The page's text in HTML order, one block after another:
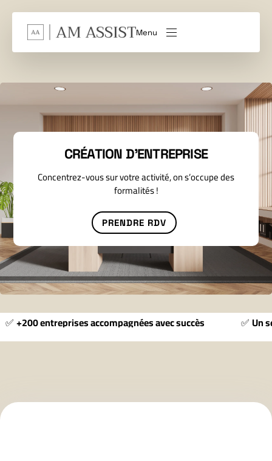
Menu
CRÉATION D’ENTREPRISE
Concentrez-vous sur votre activité, on s’occupe des
formalités !
PRENDRE RDV
✅+200 entreprises accompagnées avec succès ✅ Un